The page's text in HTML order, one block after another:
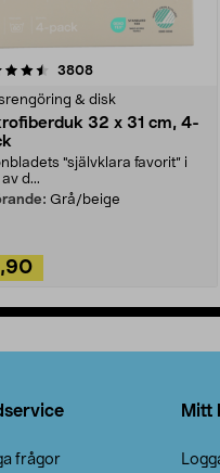
3808recensioner
& disk
32 x 31 cm, 4-
"självklara favorit” i
d...
Grå/beige
4.0av 5 stjärnor
frågor
Mitt